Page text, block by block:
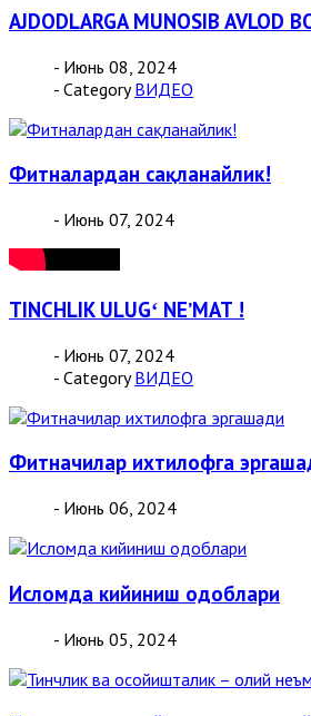
AJDODLARGA MUNOSIB AVLOD
- Июнь 08, 2024
- Category ВИДЕО
Фитналардан сақланайлик!
- Июнь 07, 2024
TINCHLIK ULUGʻ NEʼMAT !
- Июнь 07, 2024
- Category ВИДЕО
Фитначилар ихтилофга
- Июнь 06, 2024
Исломда кийиниш одоблари
- Июнь 05, 2024